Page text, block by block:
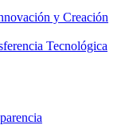
y Creación
Tecnológica